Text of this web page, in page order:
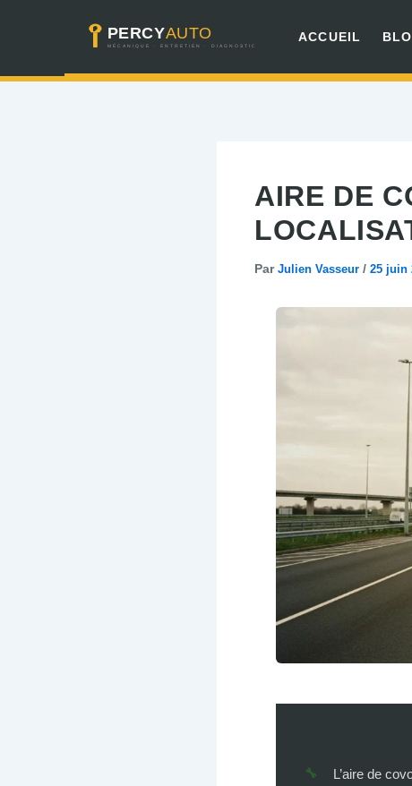
ACCUEIL
AIRE DE
Par Julien Vasseur / 25 juin
L’aire de